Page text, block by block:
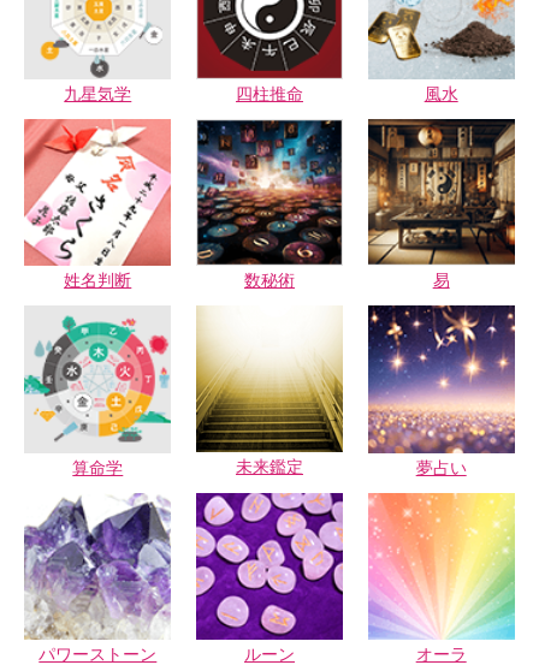
九星気学 四柱推命 風水
姓名判断 数秘術 易
算命学 未来鑑定 夢占い
パワーストーン ルーン オーラ